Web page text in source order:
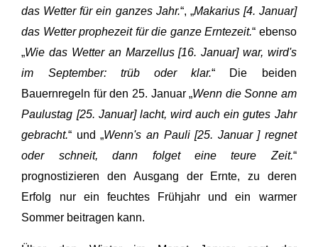
das Wetter für ein ganzes Jahr.“, „Makarius [4. Januar]
das Wetter prophezeit für die ganze Erntezeit.“ ebenso
„Wie das Wetter an Marzellus [16. Januar] war, wird's
im September: trüb oder klar.“ Die beiden
Bauernregeln für den 25. Januar „Wenn die Sonne am
Paulustag [25. Januar] lacht, wird auch ein gutes Jahr
gebracht.“ und „Wenn's an Pauli [25. Januar ] regnet
oder schneit, dann folget eine teure Zeit.“
prognostizieren den Ausgang der Ernte, zu deren
Erfolg nur ein feuchtes Frühjahr und ein warmer
Sommer beitragen kann.